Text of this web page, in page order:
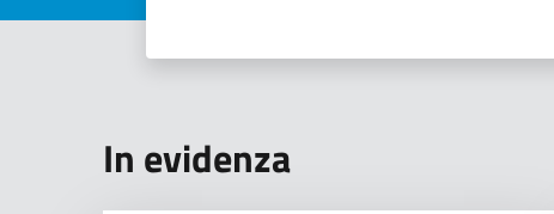
In evidenza